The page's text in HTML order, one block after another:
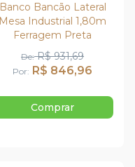
Banco Bancão Lateral
Mesa Industrial 1,80m
Ferragem Preta
Por R$ 846,96
De R$ 931,69
Comprar